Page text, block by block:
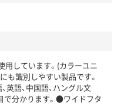
しています。(カラーユニ
も識別しやすい製品です。
語、中国語、ハングル文
で分かります。●ワイドフタ